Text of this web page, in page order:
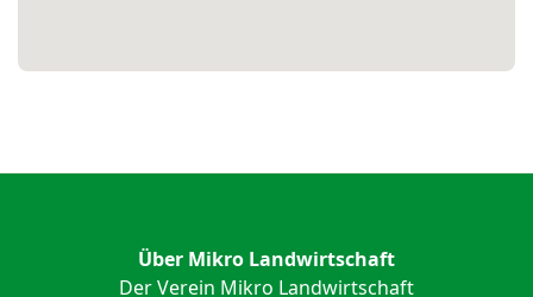
Über Mikro Landwirtschaft
Der Verein Mikro Landwirtschaft